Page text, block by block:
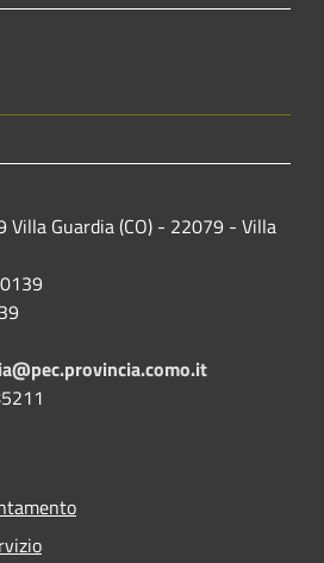
Villa Guardia (CO) - 22079 - Villa